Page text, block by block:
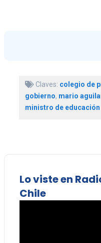
Claves: colegio de
gobierno, mario
ministro de educación
Lo viste en
Chile